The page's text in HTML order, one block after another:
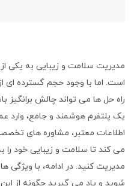
مدیریت سلامت و زیبایی به یکی
است. اما با وجود حجم گسترده ای
راه حل ها می تواند چالش برانگیز
اطلاعات معتبر، مشاوره های
می کند تا سلامت و زیبایی خود
مدیریت کنید. در ادامه، با ویژگی
شوید و یاد می گیرید چگونه از